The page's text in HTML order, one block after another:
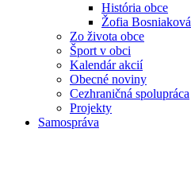
História obce
Žofia Bosniaková
Zo života obce
Šport v obci
Kalendár akcií
Obecné noviny
Cezhraničná spolupráca
Projekty
Samospráva